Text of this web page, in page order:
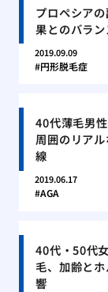
プロペシア
果とのバラン
2019.09.09
円形脱毛症
40代薄毛男性
周囲のリア
線
2019.06.17
AGA
40代・50代
毛、加齢と
響